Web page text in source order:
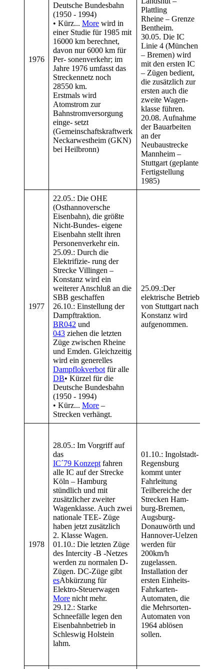
1976
Deutsche Bundesbahn
(1950 - 1994)
• Kürz... More wird in
einer Studie für 1985 mit
16000 km berechnet,
davon nur 6000 km für
Per- sonenverkehr; im
Jahre 1976 umfasst das
Streckennetz noch
28550 km.
Erstmals wird
Atomstrom zur
Bahnstromversorgung
einge- setzt
(Gemeinschaftskraftwerk
Neckarwestheim (GKN)
bei Heilbronn)
Plattling
Rheine – Grenze
Bentheim.
30.05. Die IC
Linie 4 (München
– Bremen) wird
mit den ersten IC
– Zügen bedient,
die zusätzlich zur
ersten auch die
zweite Wagen-
klasse führen.
20.08. Aufnahme
der Bauarbeiten
an der
Neubaustrecke
Mannheim –
Stuttgart (geplante
Fertigstellung
1985)
1977
22.05.: Die OHE
(Osthannoversche
Eisenbahn), die größte
Nicht-Bundes- eigene
Eisenbahn stellt ihren
Personenverkehr ein.
25.09.: Durch die
Elektrifizie- rung der
Strecke Villingen –
Konstanz wird ein
weiterer Anschluß an die
SBB geschaffen
26.10.: Einstellung der
Dampftraktion.
BR042 und
043 ziehen die letzten
Züge zwischen Rheine
und Emden. Gleichzeitig
wird ein generelles
Dampflokverbot für alle
DB• Kürzel für die
Deutsche Bundesbahn
(1950 - 1994)
• Kürz... More –
Strecken verhängt.
25.09.:Der
elektrische Betrieb
von Stuttgart nach
Konstanz wird
aufgenommen.
1978
28.05.: Im Vorgriff auf
das
IC´79 Konzept fahren
alle IC auf der Strecke
Köln – Hamburg
stündlich und mit
zusätzlicher zweiter
Wagenklasse. Auch zwei
nationale TEE- Züge
haben jetzt zusätzlich
2. Klasse Wagen.
01.10.: Die letzten Züge
des Intercity -B -Netzes
werden zu normalen D-
Zügen. DC-Züge gibt
esAbkürzung für
Elektro-Steuerwagen
More nicht mehr.
29.12.: Starke
Schneefälle legen den
Eisenbahnbetrieb in
Schleswig Holstein
lahm.
01.10.: Ingolstadt-
Regensburg
kommt unter
Fahrleitung
Teilbereiche der
Strecken Ham-
burg-Bremen,
Augsburg-
Donauwörth und
Hannover-Uelzen
werden für
200km/h
zugelassen.
Installation der
ersten Einheits-
Fahrkarten-
Automaten, die
die Mehrsorten-
Automaten von
1964 ablösen
sollen.